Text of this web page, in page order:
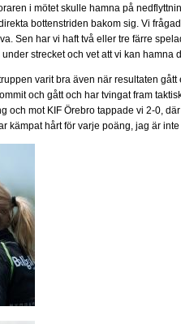
i mötet skulle hamna på
bottenstriden bakom sig. Vi
Sen har vi haft två eller tre färre
strecket och vet att vi kan
varit bra även när resultaten
och gått och har tvingat fram
och mot KIF Örebro tappade vi 2-0,
kämpat hårt för varje poäng, jag är